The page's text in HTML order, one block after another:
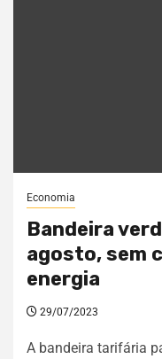
Economia
Bandeira
agosto, sem
energia
29/07/2023
A bandeira tarifária